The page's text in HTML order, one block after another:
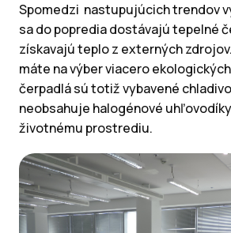
Spomedzi nastupujúcich trendov
sa do popredia dostávajú tepelné
získavajú teplo z externých
máte na výber viacero
čerpadlá sú totiž vybavené
neobsahuje halogénové
životnému prostrediu.